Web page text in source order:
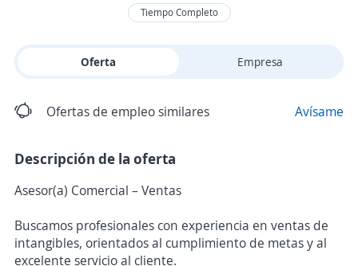
Tiempo Completo
Oferta Empresa
Ofertas de empleo similares Avísame
Descripción de la oferta
Asesor(a) Comercial – Ventas
Buscamos profesionales con experiencia en ventas de
intangibles, orientados al cumplimiento de metas y al
excelente servicio al cliente.